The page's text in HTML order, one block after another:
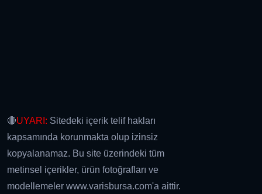
🔴UYARI: Sitedeki içerik telif hakları
kapsamında korunmakta olup izinsiz
kopyalanamaz. Bu site üzerindeki tüm
metinsel içerikler, ürün fotoğrafları ve
modellemeler www.varisbursa.com'a aittir.